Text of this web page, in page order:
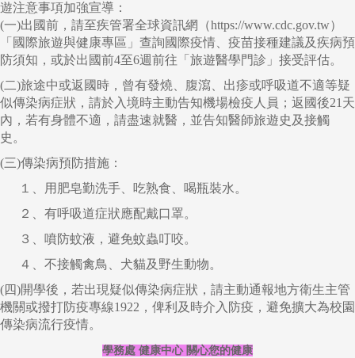
遊注意事項加強宣導：
(一)出國前，請至疾管署全球資訊網（https://www.cdc.gov.tw）
「國際旅遊與健康專區」查詢國際疫情、疫苗接種建議及疾病預
防須知，或於出國前4至6週前往「旅遊醫學門診」接受評估。
(二)旅途中或返國時，曾有發燒、腹瀉、出疹或呼吸道不適等疑
似傳染病症狀，請於入境時主動告知機場檢疫人員；返國後21天
內，若有身體不適，請盡速就醫，並告知醫師旅遊史及接觸
史。
(三)傳染病預防措施：
１、用肥皂勤洗手、吃熟食、喝瓶裝水。
２、有呼吸道症狀應配戴口罩。
３、噴防蚊液，避免蚊蟲叮咬。
４、不接觸禽鳥、犬貓及野生動物。
(四)開學後，若出現疑似傳染病症狀，請主動通報地方衛生主管
機關或撥打防疫專線1922，俾利及時介入防疫，避免擴大為校園
傳染病流行疫情。
學務處 健康中心 關心您的健康